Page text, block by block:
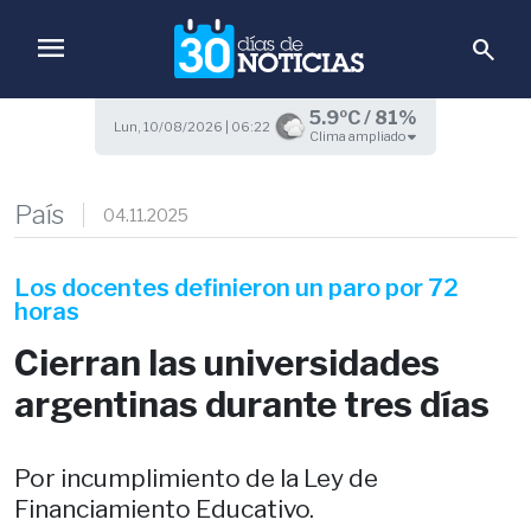
menu search
Lun, 10/08/2026 | 06:22 5.9ºC / 81%
Clima ampliado
País 04.11.2025
Los docentes definieron un paro por 72
horas
Cierran las universidades
argentinas durante tres días
Por incumplimiento de la Ley de
Financiamiento Educativo.